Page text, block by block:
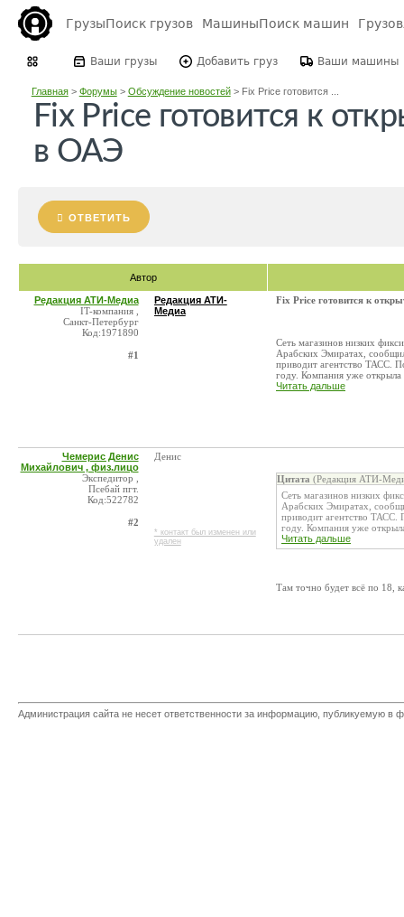
ГрузыПоиск грузов МашиныПоиск машин
Ваши грузы Добавить груз Ваши машины
Главная> Форумы> Обсуждение новостей> Fix Price готовится ...
Fix Price готовится к
в ОАЭ
ОТВЕТИТЬ
Автор
Редакция АТИ-Медиа
IT-компания ,
Санкт-Петербург
Код:1971890
#1
Редакция АТИ-
Медиа
Fix Price готовится к
Сеть магазинов низких
Арабских Эмиратах,
приводит агентство ТАСС.
году. Компания уже открыла
Читать дальше
Чемерис Денис
Михайлович , физ.лицо
Экспедитор ,
Псебай пгт.
Код:522782
#2
Денис
* контакт был изменен или
удален
Цитата (Редакция АТИ-
Сеть магазинов низких
Арабских Эмиратах,
приводит агентство ТАСС.
году. Компания уже
Читать дальше
Там точно будет всё по 18,
Администрация сайта не несет ответственности за информацию, публикуемую